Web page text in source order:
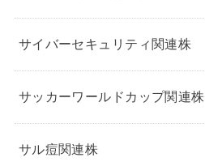
サイバーセキュリティ関連株
サッカーワールドカップ関連株
サル痘関連株